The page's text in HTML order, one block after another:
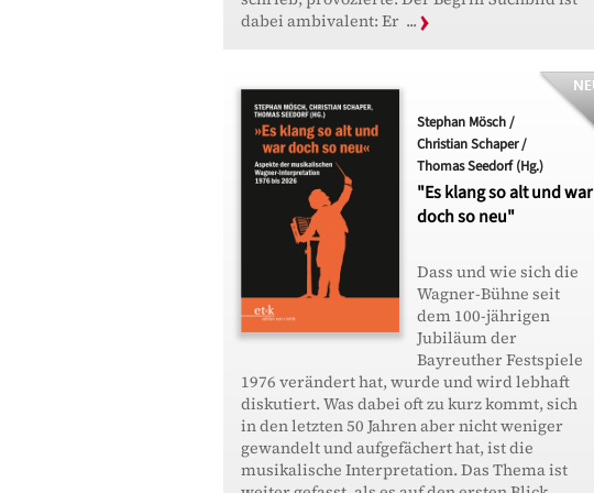
dabei ambivalent: Er ...
Stephan Mösch /
Christian Schaper /
Thomas Seedorf (Hg.)
"Es klang so alt und war
doch so neu"
Dass und wie sich die
Wagner-Bühne seit
dem 100-jährigen
Jubiläum der
Bayreuther Festspiele
1976 verändert hat, wurde und wird lebhaft
diskutiert. Was dabei oft zu kurz kommt, sich
in den letzten 50 Jahren aber nicht weniger
gewandelt und aufgefächert hat, ist die
musikalische Interpretation. Das Thema ist